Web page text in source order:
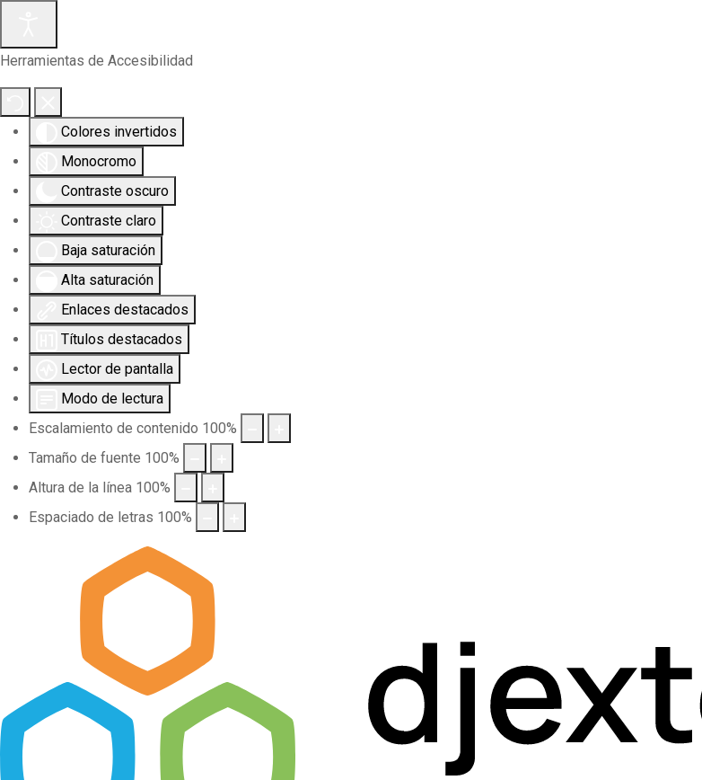
Herramientas de Accesibilidad
Colores invertidos
Monocromo
Contraste oscuro
Contraste claro
Baja saturación
Alta saturación
Enlaces destacados
Títulos destacados
Lector de pantalla
Modo de lectura
Escalamiento de contenido 100%
Tamaño de fuente 100%
Altura de la línea 100%
Espaciado de letras 100%